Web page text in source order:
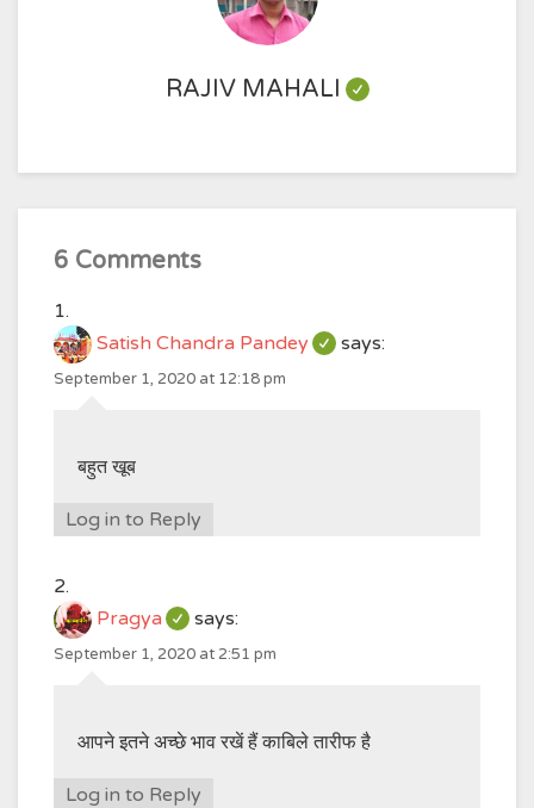
RAJIV MAHALI
6 Comments
Satish Chandra Pandey says:
September 1, 2020 at 12:18 pm
बहुत खूब
Log in to Reply
Pragya says:
September 1, 2020 at 2:51 pm
आपने इतने अच्छे भाव रखें हैं काबिले तारीफ है
Log in to Reply